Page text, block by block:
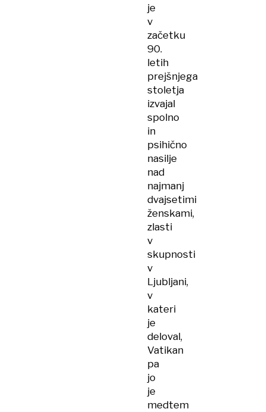
je
v
začetku
90.
letih
prejšnjega
stoletja
izvajal
spolno
in
psihično
nasilje
nad
najmanj
dvajsetimi
ženskami,
zlasti
v
skupnosti
v
Ljubljani,
v
kateri
je
deloval,
Vatikan
pa
jo
je
medtem